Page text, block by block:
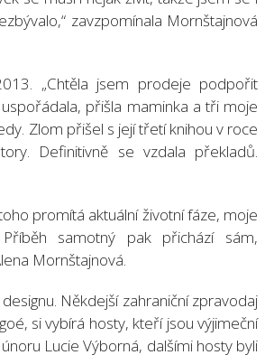
zavzpomínala Mornštajnová
„Chtěla jsem prodeje podpořit
přišla maminka a tři moje
Zlom přišel s její třetí knihou v roce
Definitivně se vzdala překladů.
promítá aktuální životní fáze, moje
samotný pak přichází sám,
Mornštajnová.
Někdejší zahraniční zpravodaj
si vybírá hosty, kteří jsou výjimeční
Lucie Výborná, dalšími hosty byli